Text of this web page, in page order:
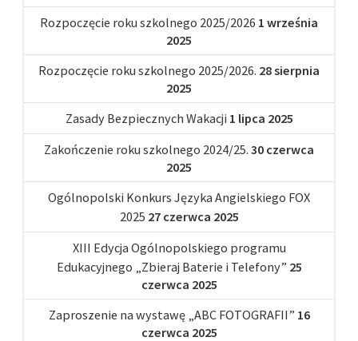
Rozpoczęcie roku szkolnego 2025/2026 1 września
2025
Rozpoczęcie roku szkolnego 2025/2026. 28 sierpnia
2025
Zasady Bezpiecznych Wakacji 1 lipca 2025
Zakończenie roku szkolnego 2024/25. 30 czerwca
2025
Ogólnopolski Konkurs Języka Angielskiego FOX
2025 27 czerwca 2025
XIII Edycja Ogólnopolskiego programu
Edukacyjnego „Zbieraj Baterie i Telefony” 25
czerwca 2025
Zaproszenie na wystawę „ABC FOTOGRAFII” 16
czerwca 2025